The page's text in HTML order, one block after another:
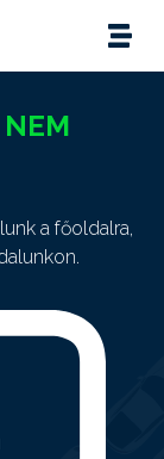
NEM
a főoldalra,